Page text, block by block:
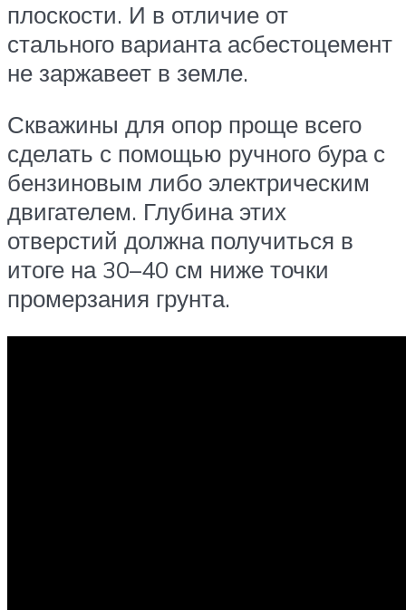
плоскости. И в отличие от
стального варианта асбестоцемент
не заржавеет в земле.
Скважины для опор проще всего
сделать с помощью ручного бура с
бензиновым либо электрическим
двигателем. Глубина этих
отверстий должна получиться в
итоге на 30–40 см ниже точки
промерзания грунта.